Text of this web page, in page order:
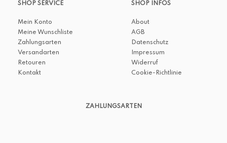
SHOP SERVICE
Mein Konto
Meine Wunschliste
Zahlungsarten
Versandarten
Retouren
Kontakt
SHOP INFOS
About
AGB
Datenschutz
Impressum
Widerruf
Cookie-Richtlinie
ZAHLUNGSARTEN